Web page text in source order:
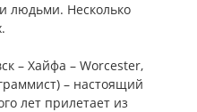
людьми. Несколько
– Хайфа – Worcester,
– настоящий
лет прилетает из